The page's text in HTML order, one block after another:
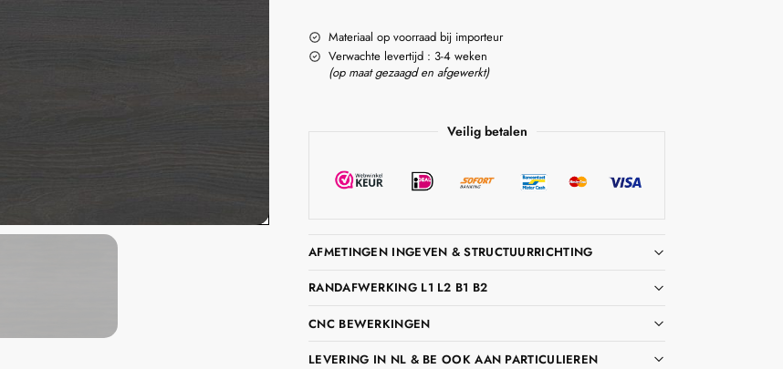
Materiaal op voorraad bij importeur
Verwachte levertijd : 3-4 weken
(op maat gezaagd en afgewerkt)
Veilig betalen
AFMETINGEN INGEVEN & STRUCTUURRICHTING
RANDAFWERKING L1 L2 B1 B2
CNC BEWERKINGEN
LEVERING IN NL & BE OOK AAN PARTICULIEREN